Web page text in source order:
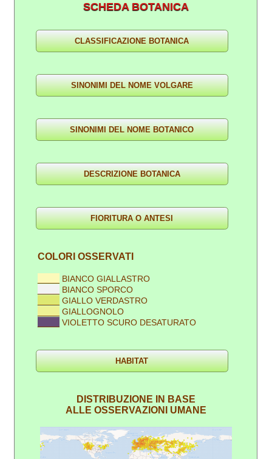
SCHEDA BOTANICA
COLORI OSSERVATI
BIANCO GIALLASTRO
BIANCO SPORCO
GIALLO VERDASTRO
GIALLOGNOLO
VIOLETTO SCURO DESATURATO
DISTRIBUZIONE IN BASE
ALLE OSSERVAZIONI UMANE